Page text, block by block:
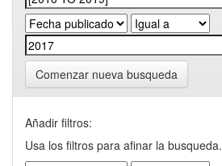
Comenzar nueva busqueda
Añadir filtros:
Usa los filtros para afinar la busqueda.